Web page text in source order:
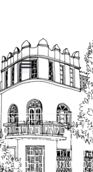
כל הזכויות
מידע כללי בלבד
ציבור על פי נהלי
הנוסח המחייב הוא
כפי שתהיינה